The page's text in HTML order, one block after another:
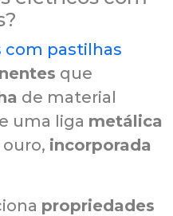
pastilhas
que
de material
uma liga metálica
incorporada
propriedades